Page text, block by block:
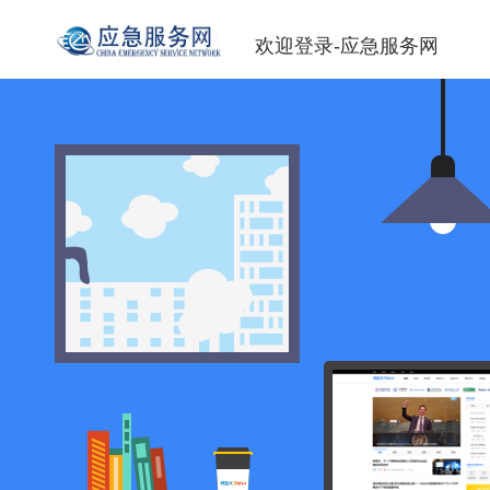
欢迎登录-应急服务网